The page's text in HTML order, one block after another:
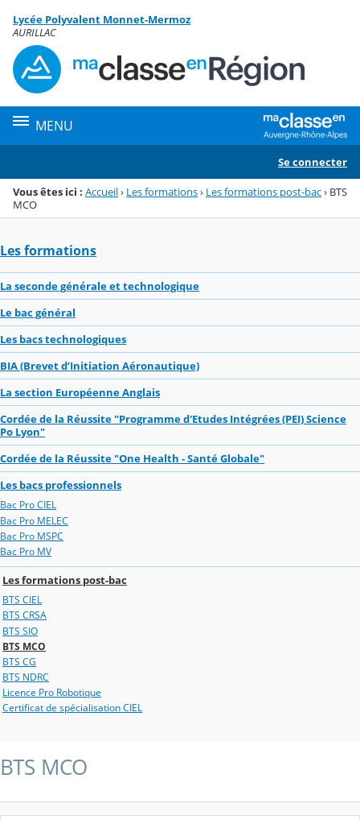
Menu de la rubrique
Contenu
Lycée Polyvalent Monnet-Mermoz
AURILLAC
MENU
Se connecter
Vous êtes ici : Accueil› Les formations› Les formations post-bac› BTS
MCO
Les formations
La seconde générale et technologique
Le bac général
Les bacs technologiques
BIA (Brevet d’Initiation Aéronautique)
La section Européenne Anglais
Cordée de la Réussite "Programme d'Etudes Intégrées (PEI) Science
Po Lyon"
Cordée de la Réussite "One Health - Santé Globale"
Les bacs professionnels
Bac Pro CIEL
Bac Pro MELEC
Bac Pro MSPC
Bac Pro MV
Les formations post-bac
BTS CIEL
BTS CRSA
BTS SIO
BTS MCO
BTS CG
BTS NDRC
Licence Pro Robotique
Certificat de spécialisation CIEL
BTS MCO